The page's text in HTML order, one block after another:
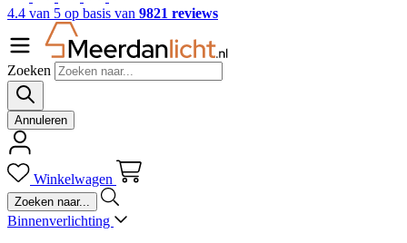
4.4 van 5 op basis van 9821 reviews
Zoeken
Annuleren
Winkelwagen
Binnenverlichting